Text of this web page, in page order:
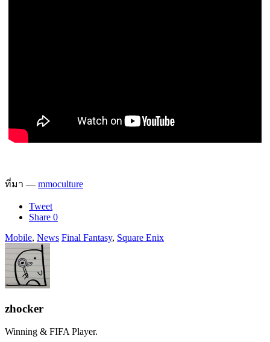
ที่มา — mmoculture
Tweet
Share 0
Mobile, News Final Fantasy, Square Enix
zhocker
Winning & FIFA Player.